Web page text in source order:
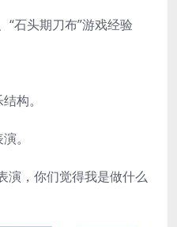
“石头期刀布”游戏经验
构。
。
演，你们觉得我是做什么